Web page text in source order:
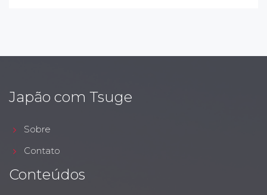
Japão com Tsuge
Sobre
Contato
Conteúdos